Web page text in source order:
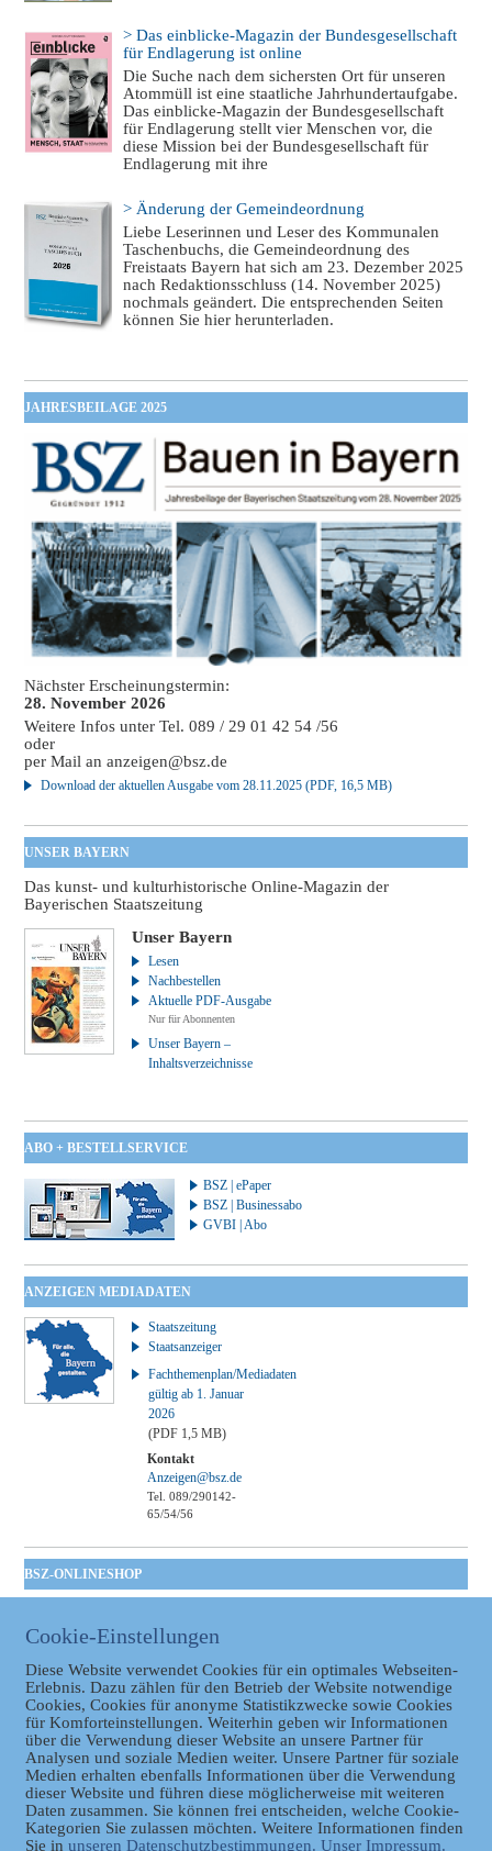
> Das einblicke-Magazin der Bundesgesellschaft
für Endlagerung ist online
Die Suche nach dem sichersten Ort für unseren
Atommüll ist eine staatliche Jahrhundertaufgabe.
Das einblicke-Magazin der Bundesgesellschaft
für Endlagerung stellt vier Menschen vor, die
diese Mission bei der Bundesgesellschaft für
Endlagerung mit ihre
> Änderung der Gemeindeordnung
Liebe Leserinnen und Leser des Kommunalen
Taschenbuchs, die Gemeindeordnung des
Freistaats Bayern hat sich am 23. Dezember 2025
nach Redaktionsschluss (14. November 2025)
nochmals geändert. Die entsprechenden Seiten
können Sie hier herunterladen.
JAHRESBEILAGE 2025
Nächster Erscheinungstermin:
28. November 2026
Weitere Infos unter Tel. 089 / 29 01 42 54 /56
oder
per Mail ananzeigen@bsz.de
Download der aktuellen Ausgabe vom 28.11.2025 (PDF, 16,5 MB)
UNSER BAYERN
Das kunst- und kulturhistorische Online-Magazin der
Bayerischen Staatszeitung
Unser Bayern
Lesen
Nachbestellen
Aktuelle PDF-Ausgabe
Nur für Abonnenten
Unser Bayern –
Inhaltsverzeichnisse
ABO + BESTELLSERVICE
BSZ | ePaper
BSZ | Businessabo
GVBI | Abo
ANZEIGEN MEDIADATEN
Staatszeitung
Staatsanzeiger
Fachthemenplan/Mediadaten
gültig ab 1. Januar
2026
(PDF 1,5 MB)
Kontakt
Anzeigen@bsz.de
Tel. 089/290142-
65/54/56
BSZ-ONLINESHOP
Taschenbuch
GVBl | Einbanddecke
Datenschutz
Cookie-Einstellungen
Diese Website verwendet Cookies für ein optimales Webseiten-
Erlebnis. Dazu zählen für den Betrieb der Website notwendige
Cookies, Cookies für anonyme Statistikzwecke sowie Cookies
für Komforteinstellungen. Weiterhin geben wir Informationen
über die Verwendung dieser Website an unsere Partner für
Analysen und soziale Medien weiter. Unsere Partner für soziale
Medien erhalten ebenfalls Informationen über die Verwendung
dieser Website und führen diese möglicherweise mit weiteren
Daten zusammen. Sie können frei entscheiden, welche Cookie-
Kategorien Sie zulassen möchten. Weitere Informationen finden
Sie in unseren Datenschutzbestimmungen. Unser Impressum.